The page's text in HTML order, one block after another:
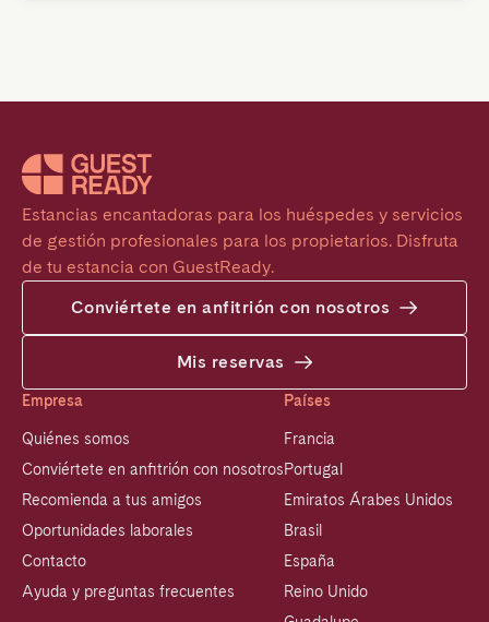
Estancias encantadoras para los huéspedes y servicios
de gestión profesionales para los propietarios. Disfruta
de tu estancia con GuestReady.
Conviértete en anfitrión con nosotros
Mis reservas
Empresa
Quiénes somos
Conviértete en anfitrión con nosotros
Recomienda a tus amigos
Oportunidades laborales
Contacto
Ayuda y preguntas frecuentes
Países
Francia
Portugal
Emiratos Árabes Unidos
Brasil
España
Reino Unido